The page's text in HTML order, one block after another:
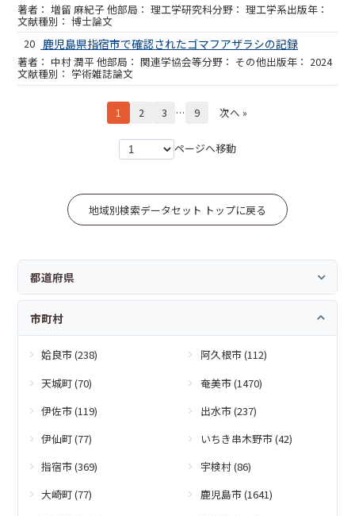
増留 麻紀子 他 理工学研究科 理工学系
博士論文
20 鹿児島県指宿市で確認されたゴマフアザラシの記録
中村 潤平 他 関連学協会等 その他 2024
学術雑誌論文
1 2 3 … 9 次へ »
ページへ移動
地域別検索データセット トップに戻る
都道府県
市町村
姶良市 (238)
阿久根市 (112)
天城町 (70)
奄美市 (1470)
伊佐市 (119)
出水市 (237)
伊仙町 (77)
いちき串木野市 (42)
指宿市 (369)
宇検村 (86)
大崎町 (77)
鹿児島市 (1641)